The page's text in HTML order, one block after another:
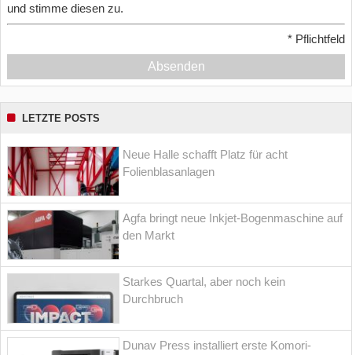
und stimme diesen zu.
* Pflichtfeld
Absenden
LETZTE POSTS
Neue Halle schafft Platz für acht
Folienblasanlagen
Agfa bringt neue Inkjet-Bogenmaschine auf
den Markt
Starkes Quartal, aber noch kein
Durchbruch
Dunav Press installiert erste Komori-